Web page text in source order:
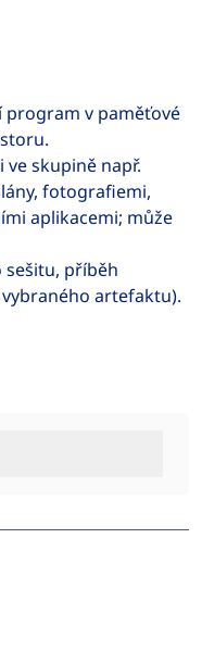
program v paměťové
ve skupině např.
fotografiemi,
aplikacemi; může
sešitu, příběh
artefaktu).